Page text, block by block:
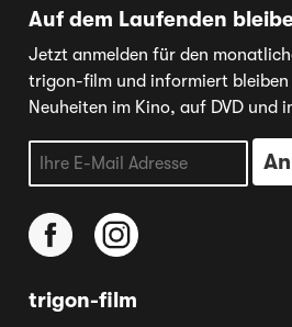
Auf dem Laufenden
Jetzt anmelden für den
trigon-film und informiert bleiben
Neuheiten im Kino, auf DVD und
trigon-film